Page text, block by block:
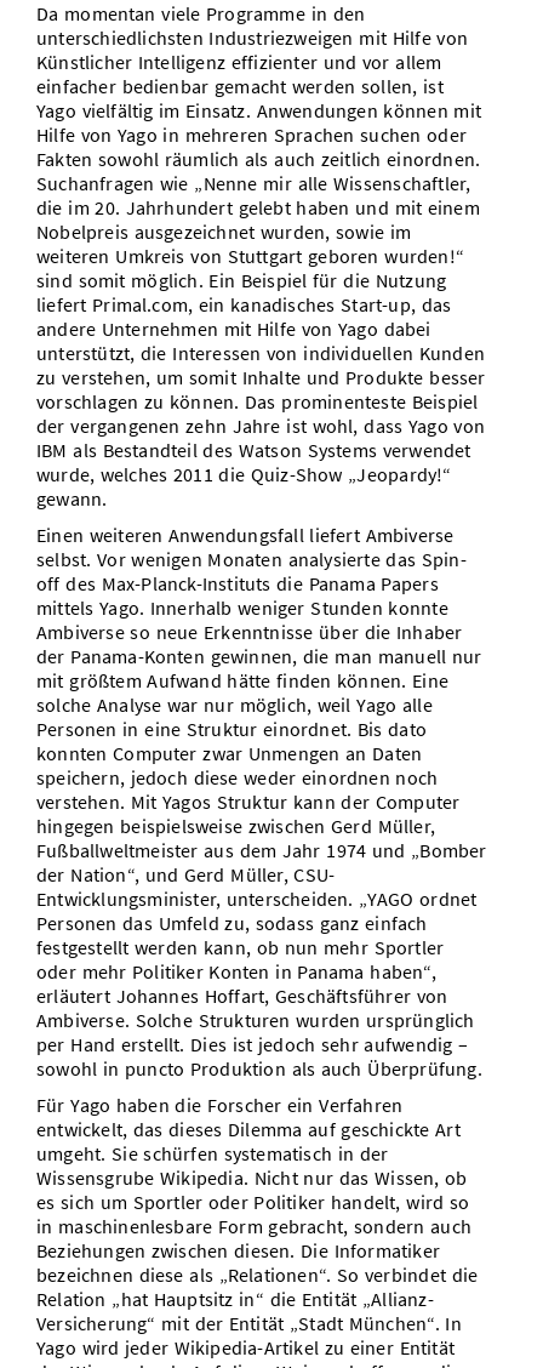
Da momentan viele Programme in den
unterschiedlichsten Industriezweigen mit Hilfe von
Künstlicher Intelligenz effizienter und vor allem
einfacher bedienbar gemacht werden sollen, ist
Yago vielfältig im Einsatz. Anwendungen können mit
Hilfe von Yago in mehreren Sprachen suchen oder
Fakten sowohl räumlich als auch zeitlich einordnen.
Suchanfragen wie „Nenne mir alle Wissenschaftler,
die im 20. Jahrhundert gelebt haben und mit einem
Nobelpreis ausgezeichnet wurden, sowie im
weiteren Umkreis von Stuttgart geboren wurden!“
sind somit möglich. Ein Beispiel für die Nutzung
liefert Primal.com, ein kanadisches Start-up, das
andere Unternehmen mit Hilfe von Yago dabei
unterstützt, die Interessen von individuellen Kunden
zu verstehen, um somit Inhalte und Produkte besser
vorschlagen zu können. Das prominenteste Beispiel
der vergangenen zehn Jahre ist wohl, dass Yago von
IBM als Bestandteil des Watson Systems verwendet
wurde, welches 2011 die Quiz-Show „Jeopardy!“
gewann.
Einen weiteren Anwendungsfall liefert Ambiverse
selbst. Vor wenigen Monaten analysierte das Spin-
off des Max-Planck-Instituts die Panama Papers
mittels Yago. Innerhalb weniger Stunden konnte
Ambiverse so neue Erkenntnisse über die Inhaber
der Panama-Konten gewinnen, die man manuell nur
mit größtem Aufwand hätte finden können. Eine
solche Analyse war nur möglich, weil Yago alle
Personen in eine Struktur einordnet. Bis dato
konnten Computer zwar Unmengen an Daten
speichern, jedoch diese weder einordnen noch
verstehen. Mit Yagos Struktur kann der Computer
hingegen beispielsweise zwischen Gerd Müller,
Fußballweltmeister aus dem Jahr 1974 und „Bomber
der Nation“, und Gerd Müller, CSU-
Entwicklungsminister, unterscheiden. „YAGO ordnet
Personen das Umfeld zu, sodass ganz einfach
festgestellt werden kann, ob nun mehr Sportler
oder mehr Politiker Konten in Panama haben“,
erläutert Johannes Hoffart, Geschäftsführer von
Ambiverse. Solche Strukturen wurden ursprünglich
per Hand erstellt. Dies ist jedoch sehr aufwendig –
sowohl in puncto Produktion als auch Überprüfung.
Für Yago haben die Forscher ein Verfahren
entwickelt, das dieses Dilemma auf geschickte Art
umgeht. Sie schürfen systematisch in der
Wissensgrube Wikipedia. Nicht nur das Wissen, ob
es sich um Sportler oder Politiker handelt, wird so
in maschinenlesbare Form gebracht, sondern auch
Beziehungen zwischen diesen. Die Informatiker
bezeichnen diese als „Relationen“. So verbindet die
Relation „hat Hauptsitz in“ die Entität „Allianz-
Versicherung“ mit der Entität „Stadt München“. In
Yago wird jeder Wikipedia-Artikel zu einer Entität